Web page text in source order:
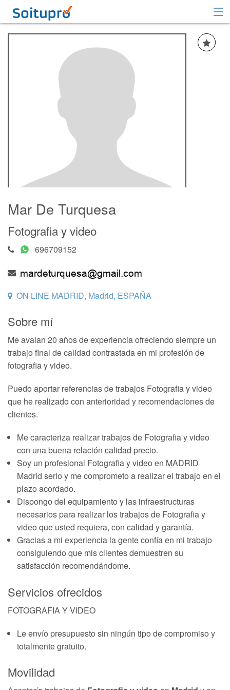
Recomendar
Registrarse
Iniciar sesión
Mar De Turquesa
Fotografia y video
696709152
ON LINE MADRID, Madrid, ESPAÑA
Sobre mí
Me avalan 20 años de experiencia ofreciendo siempre un
trabajo final de calidad contrastada en mi profesión de
fotografia y video.
Puedo aportar referencias de trabajos Fotografia y video
que he realizado con anterioridad y recomendaciones de
clientes.
Me caracteriza realizar trabajos de Fotografia y video
con una buena relación calidad precio.
Soy un profesional Fotografia y video en MADRID
Madrid serio y me comprometo a realizar el trabajo en el
plazo acordado.
Dispongo del equipamiento y las infraestructuras
necesarios para realizar los trabajos de Fotografia y
video que usted requiera, con calidad y garantía.
Gracias a mi experiencia la gente confía en mi trabajo
consiguiendo que mis clientes demuestren su
satisfacción recomendándome.
Servicios ofrecidos
FOTOGRAFIA Y VIDEO
Le envío presupuesto sin ningún tipo de compromiso y
totalmente gratuito.
Movilidad